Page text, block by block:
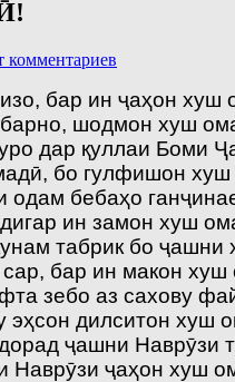
комментариев
бар ин ҷаҳон хуш
шодмон хуш
дар қуллаи Боми
бо гулфишон
одам бебаҳо
ин замон хуш
табрик бо ҷашни
бар ин макон хуш
зебо аз сахову
эҳсон дилситон хуш
ҷашни Наврӯзи
Наврӯзи ҷаҳон хуш